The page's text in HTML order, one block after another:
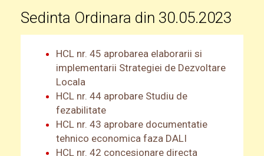
Sedinta Ordinara din 30.05.2023
HCL nr. 45 aprobarea elaborarii si
implementarii Strategiei de Dezvoltare
Locala
HCL nr. 44 aprobare Studiu de
fezabilitate
HCL nr. 43 aprobare documentatie
tehnico economica faza DALI
HCL nr. 42 concesionare directa